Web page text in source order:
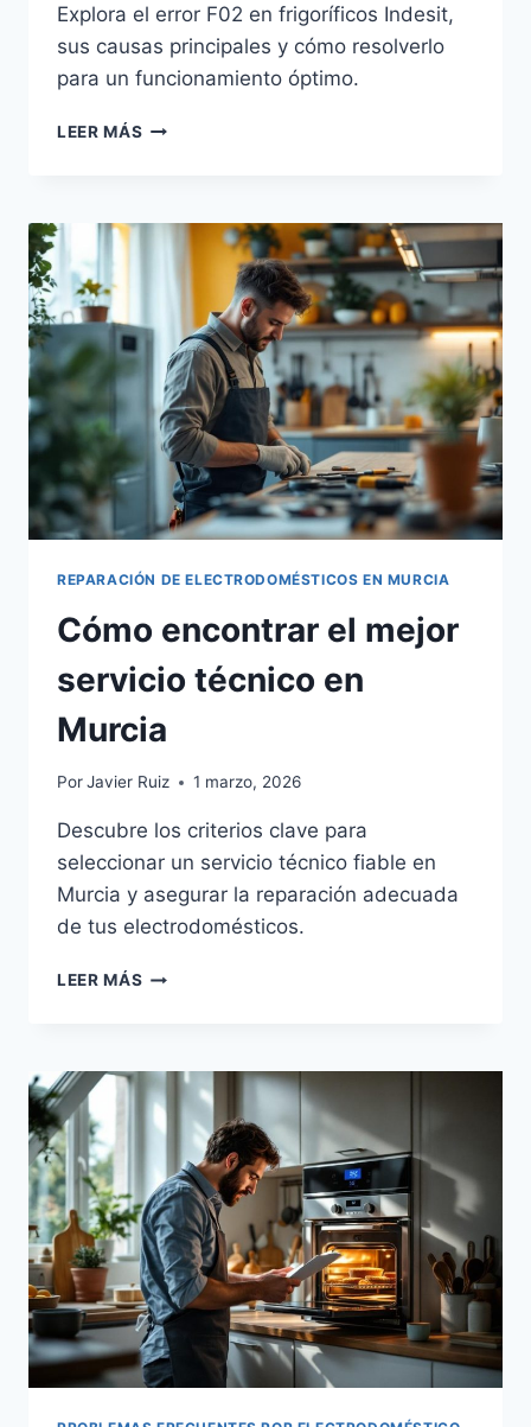
Explora el error F02 en frigoríficos Indesit,
sus causas principales y cómo resolverlo
para un funcionamiento óptimo.
LEER MÁS CAUSAS
ERROR
FRIGORÍFICOS
INDESIT
REPARACIÓN DE ELECTRODOMÉSTICOS EN MURCIA
Cómo encontrar el mejor
servicio técnico en
Murcia
PorJavier Ruiz 1 marzo, 2026
Descubre los criterios clave para
seleccionar un servicio técnico fiable en
Murcia y asegurar la reparación adecuada
de tus electrodomésticos.
LEER MÁS CÓMO
SERVICIO
TÉCNICO
EN
MURCIA